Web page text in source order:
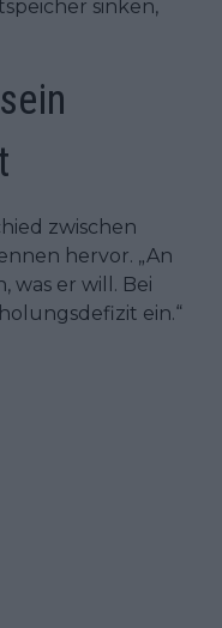
sinken,
zwischen
hervor. „An
was er will. Bei
ein.“